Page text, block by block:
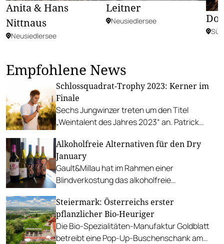
Anita & Hans
Nittnaus
Neusiedlersee
Leitner
Neusiedlersee
Empfohlene News
Schlossquadrat-Trophy 2023: Kerner im
Finale
Sechs Jungwinzer treten um den Titel
„Weintalent des Jahres 2023“ an. Patrick
sich der Einzelverkostung.
Alkoholfreie Alternativen für den Dry
January
Gault&Millau hat im Rahmen einer
Blindverkostung das alkoholfreie
unter die Lupe genommen.
Steiermark: Österreichs erster
pflanzlicher Bio-Heuriger
Die Bio-Spezialitäten-Manufaktur Goldblatt
betreibt eine Pop-Up-Buschenschank am